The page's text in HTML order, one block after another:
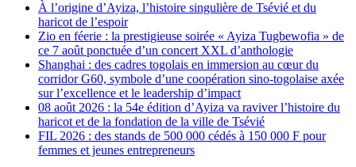
À l’origine d’Ayiza, l’histoire singulière de Tsévié et du
haricot de l’espoir
Zio en féerie : la prestigieuse soirée « Ayiza Tugbewofia » de
ce 7 août ponctuée d’un concert XXL d’anthologie
Shanghai : des cadres togolais en immersion au cœur du
corridor G60, symbole d’une coopération sino-togolaise axée
sur l’excellence et le leadership d’impact
08 août 2026 : la 54e édition d’Ayiza va raviver l’histoire du
haricot et de la fondation de la ville de Tsévié
FIL 2026 : des stands de 500 000 cédés à 150 000 F pour
femmes et jeunes entrepreneurs